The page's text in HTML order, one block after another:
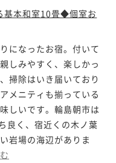
基本和室10畳◆個室お
になったお宿。付いて
しみやすく、楽しかっ
掃除はいき届いており
メニティも揃っている
しいです。輪島朝市は
良く、宿近くの木ノ葉
岩場の海辺がありま